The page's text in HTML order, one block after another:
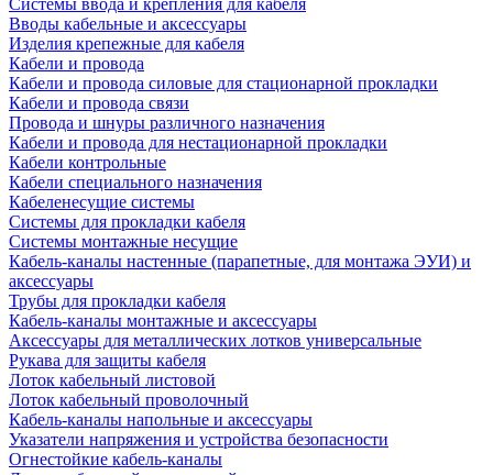
Системы ввода и крепления для кабеля
Вводы кабельные и аксессуары
Изделия крепежные для кабеля
Кабели и провода
Кабели и провода силовые для стационарной прокладки
Кабели и провода связи
Провода и шнуры различного назначения
Кабели и провода для нестационарной прокладки
Кабели контрольные
Кабели специального назначения
Кабеленесущие системы
Системы для прокладки кабеля
Системы монтажные несущие
Кабель-каналы настенные (парапетные, для монтажа ЭУИ) и
аксессуары
Трубы для прокладки кабеля
Кабель-каналы монтажные и аксессуары
Аксессуары для металлических лотков универсальные
Рукава для защиты кабеля
Лоток кабельный листовой
Лоток кабельный проволочный
Кабель-каналы напольные и аксессуары
Указатели напряжения и устройства безопасности
Огнестойкие кабель-каналы